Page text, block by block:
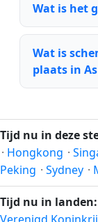
Wat is het
Wat is
plaats in
Tijd nu in deze
· Hongkong ·
Peking · Sydney ·
Tijd nu in landen: